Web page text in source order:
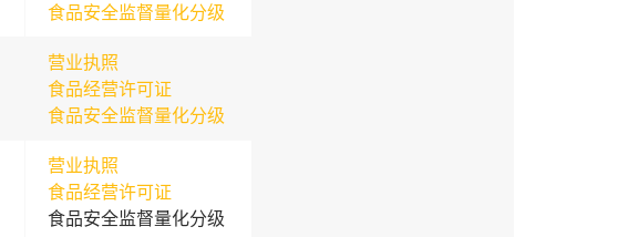
食品安全监督量化分级
营业执照
食品经营许可证
食品安全监督量化分级
营业执照
食品经营许可证
食品安全监督量化分级